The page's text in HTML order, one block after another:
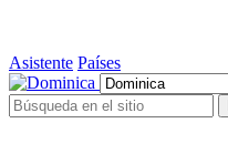
Asistente Países